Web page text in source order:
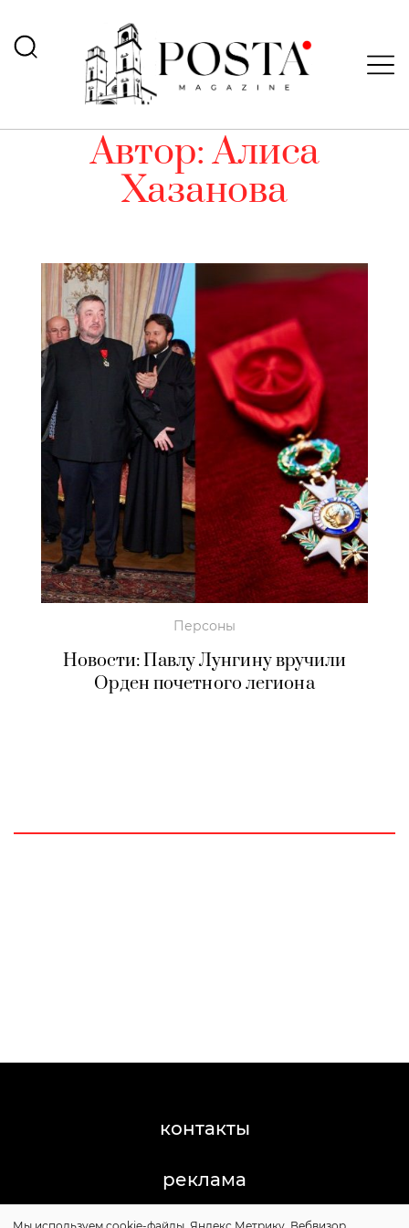
Автор:Алиса
Хазанова
Персоны
Новости: Павлу Лунгину вручили
Орден почетного легиона
контакты
реклама